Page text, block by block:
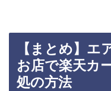
【まとめ】エ
お店で楽天カ
処の方法